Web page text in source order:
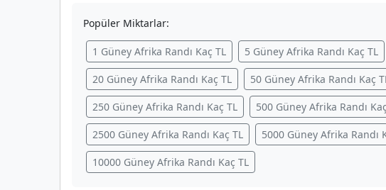
Popüler Miktarlar:
1 Güney Afrika Randı Kaç TL 5 Güney Afrika Randı Kaç TL
20 Güney Afrika Randı Kaç TL 50 Güney Afrika Randı Kaç
250 Güney Afrika Randı Kaç TL 500 Güney Afrika Randı
2500 Güney Afrika Randı Kaç TL 5000 Güney Afrika Randı
10000 Güney Afrika Randı Kaç TL